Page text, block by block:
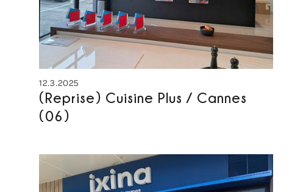
12.3.2025
(Reprise) Cuisine Plus / Cannes
(06)